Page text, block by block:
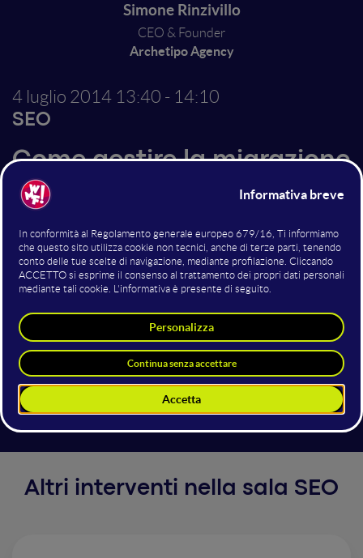
Simone Rinzivillo
CEO & Founder
Archetipo Agency
4 luglio 2014 13:40 - 14:10
SEO
Come gestire la migrazione
di un sito da 200.000 news
preservando la visibilità nei
Motori di Ricerca
Attraverso una case study reale l’intervento tratterà
gli aspetti pratici di analisi e gestione della migrazione
SEO di un portale di grosse dimensioni. Il restyling di
un sito e il cambio di CMS impone di considerare e
gestire le conseguenze sull’indicizzazione affinché si
preservi la visibilità ottenuta, ma certe dimensioni e
condizioni possono non far dormire sonni tranquilli.
Altri interventi nella sala SEO